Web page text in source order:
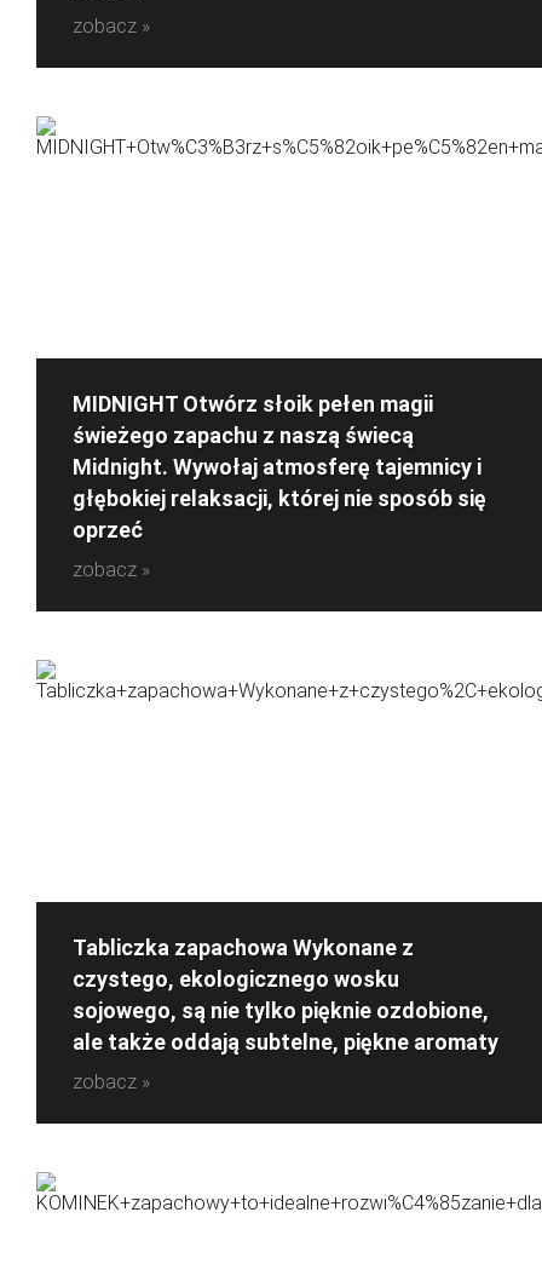
zobacz »
MIDNIGHT Otwórz słoik pełen magii
świeżego zapachu z naszą świecą
Midnight. Wywołaj atmosferę tajemnicy i
głębokiej relaksacji, której nie sposób się
oprzeć
zobacz »
Tabliczka zapachowa Wykonane z
czystego, ekologicznego wosku
sojowego, są nie tylko pięknie ozdobione,
ale także oddają subtelne, piękne aromaty
zobacz »